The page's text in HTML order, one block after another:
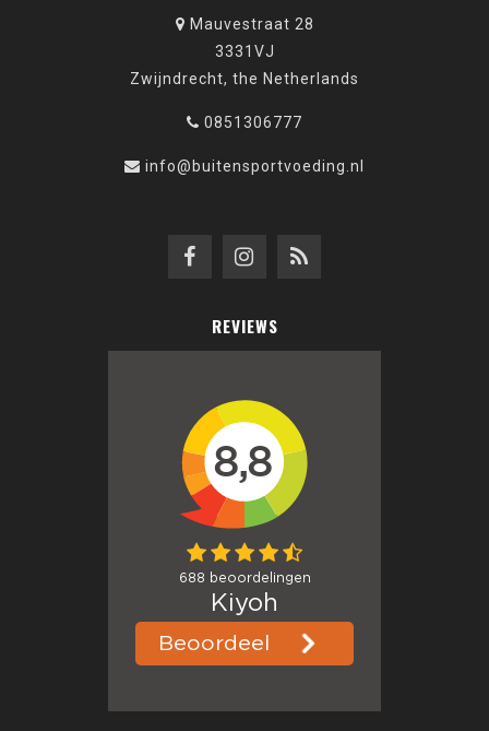
Mauvestraat 28
3331VJ
Zwijndrecht, the Netherlands
0851306777
info@buitensportvoeding.nl
REVIEWS